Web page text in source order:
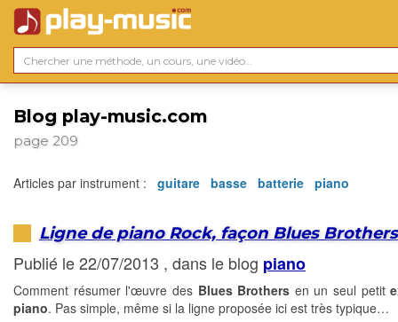
Blog play-music.com
page 209
Articles par instrument : guitare basse batterie piano
Ligne de piano Rock, façon Blues Brothers
Publié le 22/07/2013 , dans le blog piano
Comment résumer l'œuvre des Blues Brothers en un seul petit
piano. Pas simple, même si la ligne proposée ici est très typique…